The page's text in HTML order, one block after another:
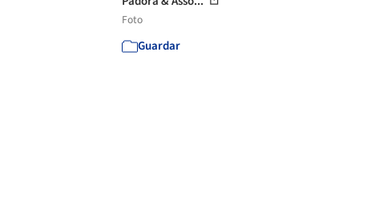
Foto
Guardar